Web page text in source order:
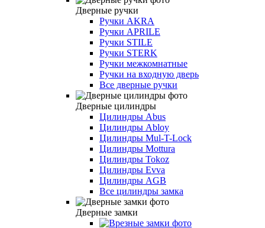
Дверные ручки
Ручки AKRA
Ручки APRILE
Ручки STILE
Ручки STERK
Ручки межкомнатные
Ручки на входную дверь
Все дверные ручки
Дверные цилиндры
Цилиндры Abus
Цилиндры Abloy
Цилиндры Mul-T-Lock
Цилиндры Mottura
Цилиндры Tokoz
Цилиндры Evva
Цилиндры AGB
Все цилиндры замка
Дверные замки